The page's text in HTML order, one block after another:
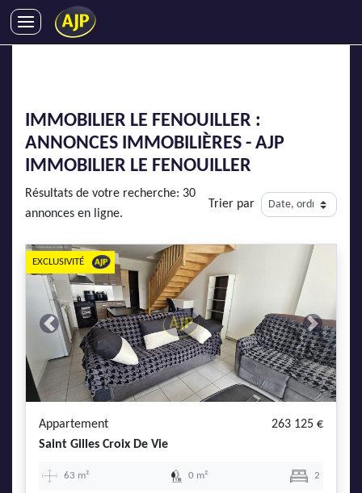
SYNDIC
IMMOBILIER NEUF
ENTREPRISES
DEVENIR FRANCHISÉ
AJP Recrute
AJP Actualités
Service Qualité Clients
IMMOBILIER LE FENOUILLER :
ANNONCES IMMOBILIÈRES - AJP
IMMOBILIER LE FENOUILLER
Résultats de votre recherche: 30
annonces en ligne.
Trier par
Previous Next
EXCLUSIVITÉ
Appartement
263 125 €
Saint Gilles Croix De Vie
63 m² 0 m² 2